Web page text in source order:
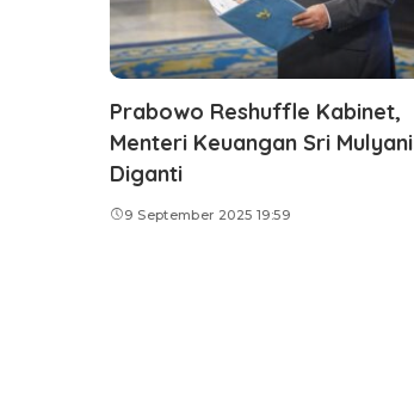
Prabowo Reshuffle Kabinet,
Menteri Keuangan Sri Mulyani
Diganti
9 September 2025 19:59